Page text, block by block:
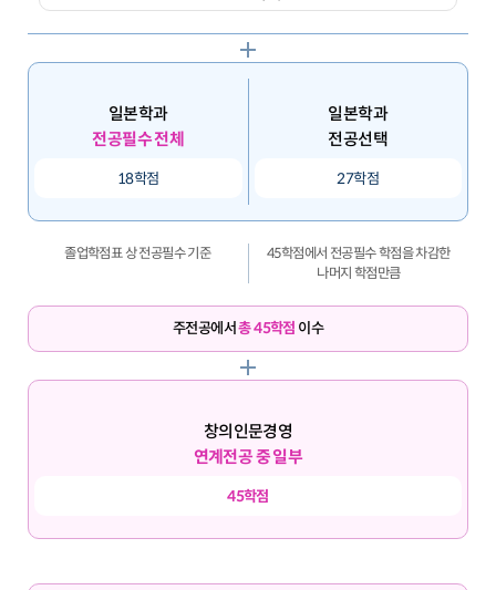
일본학과
전공필수 전체
18학점
일본학과
전공선택
27학점
졸업학점표 상 전공필수 기준
45학점에서 전공필수 학점을 차감한
나머지 학점만큼
주전공에서총 45학점 이수
창의인문경영
연계전공 중 일부
45학점